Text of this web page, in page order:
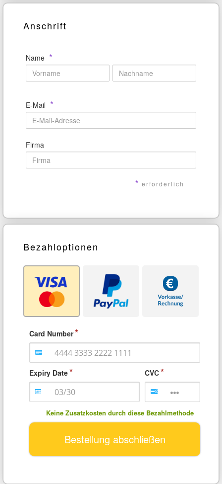
Anschrift
Name *
E-Mail *
Firma
* erforderlich
Bezahloptionen
Card Number
Expiry Date CVC
Keine Zusatzkosten durch diese Bezahlmethode
Bestellung abschließen